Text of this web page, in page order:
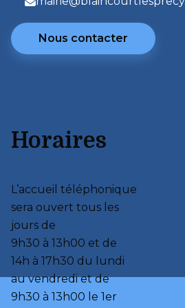
Nous contacter
Horaires
L’accueil téléphonique
sera ouvert tous les
jours de
9h30 à 13h00 et de
14h à 17h30 du lundi
au vendredi et de
9h30 à 13h00 le 1er